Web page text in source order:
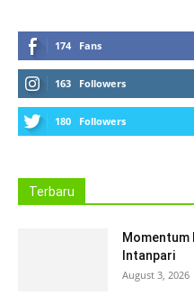
174 Fans
163 Followers
180 Followers
Terbaru
Momentum
Intanpari
August 3, 2026